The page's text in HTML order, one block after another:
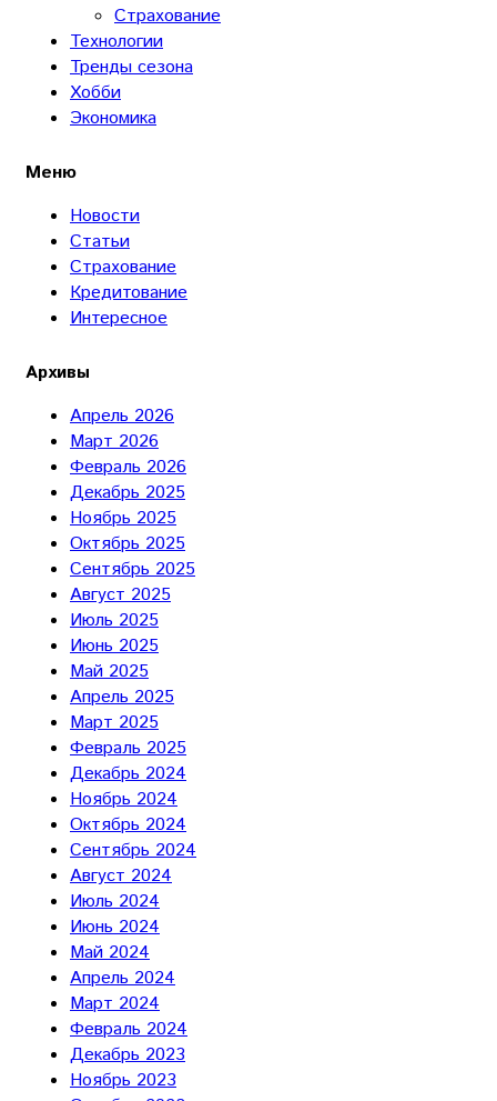
Страхование
Технологии
Тренды сезона
Хобби
Экономика
Меню
Новости
Статьи
Страхование
Кредитование
Интересное
Архивы
Апрель 2026
Март 2026
Февраль 2026
Декабрь 2025
Ноябрь 2025
Октябрь 2025
Сентябрь 2025
Август 2025
Июль 2025
Июнь 2025
Май 2025
Апрель 2025
Март 2025
Февраль 2025
Декабрь 2024
Ноябрь 2024
Октябрь 2024
Сентябрь 2024
Август 2024
Июль 2024
Июнь 2024
Май 2024
Апрель 2024
Март 2024
Февраль 2024
Декабрь 2023
Ноябрь 2023